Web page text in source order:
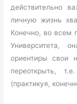
действительно
личную жизнь
Конечно, во всем
Университета,
ориентиры свои
переоткрыть,
(практикуя,